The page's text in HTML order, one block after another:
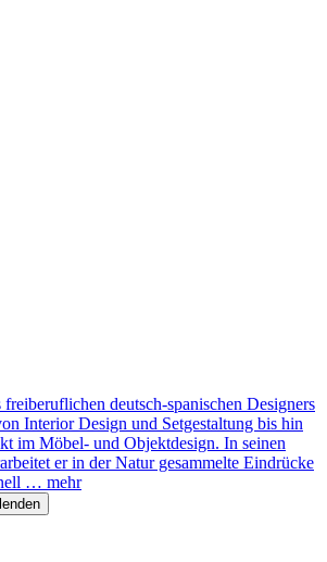
deutsch-spanischen Designers
Interior Design und Setgestaltung bis hin
im Möbel- und Objektdesign. In seinen
er in der Natur gesammelte Eindrücke
… mehr